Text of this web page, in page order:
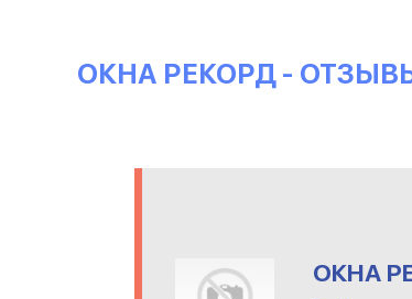
ОКНА РЕКОРД -
ОКНА